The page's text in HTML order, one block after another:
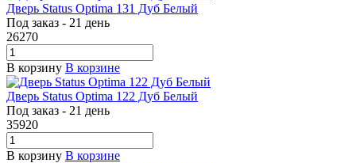
Дверь Status Optima 131 Дуб Белый
Под заказ - 21 день
26270
В корзину В корзине
Дверь Status Optima 122 Дуб Белый
Под заказ - 21 день
35920
В корзину В корзине